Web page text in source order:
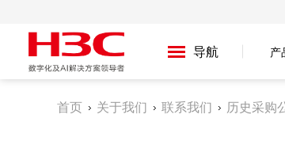
导航 产
首页 关于我们 联系我们 历史采购